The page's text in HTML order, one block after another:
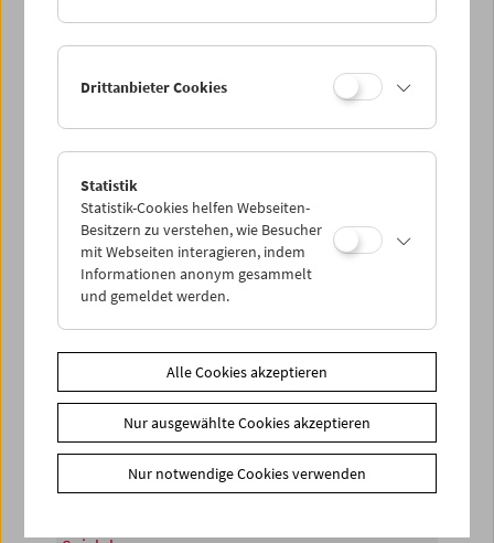
Sa 22.8.
PROGRAMM ÜBERBLICK
Share on
Drittanbieter Cookies
Statistik
Statistik-Cookies helfen Webseiten-
Besitzern zu verstehen, wie Besucher
mit Webseiten interagieren, indem
Informationen anonym gesammelt
und gemeldet werden.
Alle Cookies akzeptieren
Nur ausgewählte Cookies akzeptieren
Nur notwendige Cookies verwenden